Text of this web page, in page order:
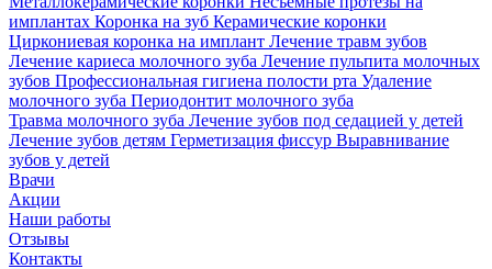
имплантах Коронка на зуб Керамические коронки
Циркониевая коронка на имплант Лечение травм зубов
Лечение кариеса молочного зуба Лечение пульпита молочных
зубов Профессиональная гигиена полости рта Удаление
молочного зуба Периодонтит молочного зуба
Травма молочного зуба Лечение зубов под седацией у детей
Лечение зубов детям Герметизация фиссур Выравнивание
зубов у детей
Врачи
Акции
Наши работы
Отзывы
Контакты